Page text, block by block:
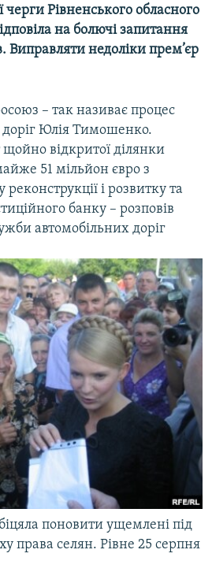
черги Рівненського обласного
на болючі запитання
Виправляти недоліки прем’єр
– так називає процес
доріг Юлія Тимошенко.
відкритої ділянки
51 мільйон євро з
і розвитку та
банку – розповів
автомобільних доріг
поновити ущемлені під
права селян. Рівне 25 серпня